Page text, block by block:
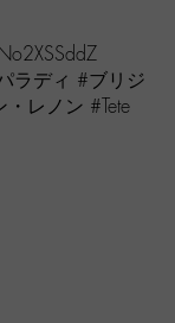
ラディ #ブリジ
レノン #Tete